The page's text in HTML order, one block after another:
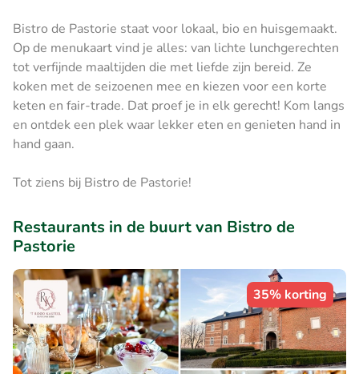
Bistro de Pastorie staat voor lokaal, bio en huisgemaakt.
Op de menukaart vind je alles: van lichte lunchgerechten
tot verfijnde maaltijden die met liefde zijn bereid. Ze
koken met de seizoenen mee en kiezen voor een korte
keten en fair-trade. Dat proef je in elk gerecht! Kom langs
en ontdek een plek waar lekker eten en genieten hand in
hand gaan.
Tot ziens bij Bistro de Pastorie!
Restaurants in de buurt van Bistro de
Pastorie
35% korting